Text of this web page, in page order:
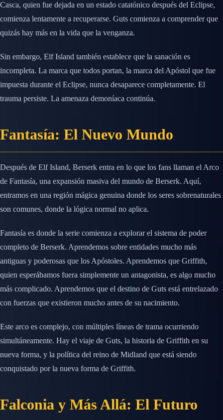
Casca, quien fue dejada en un estado catatónico después del Eclipse,
comienza lentamente a recuperarse. Guts comienza a comprender que
quizás hay más en la vida que la venganza.
Sin embargo, Elf Island también establece que la sanación es
incompleta. La marca que todos portan, la marca del Apóstol que fue
impuesta durante el Eclipse, nunca desaparece completamente. El
trauma persiste. La amenaza demoníaca continúa.
Fantasía: El Nuevo Mundo
Después de Elf Island, Berserk entra en lo que los fans llaman el Arco
de Fantasía, una expansión masiva del mundo de Berserk. Aquí,
entramos en una región mágica genuina donde los seres sobrenaturales
son comunes, donde la lógica normal no aplica.
Fantasía es donde la serie comienza a explorar el sistema de poder
completo de Berserk. Aprendemos sobre entidades mucho más
antiguas y poderosas que los Apóstoles. Aprendemos que Griffith,
quien esperábamos fuera simplemente un antagonista, es algo mucho
más complicado. Aprendemos que el destino de Guts está entrelazado
con fuerzas que existieron mucho antes de su nacimiento.
Este arco es complejo, con múltiples líneas de trama ocurriendo
simultáneamente. Hay el viaje de Guts, la historia de Griffith en su
nueva forma, y la política del reino de Midland que está siendo
conquistado por la nueva forma de Griffith.
Falconia y Más Allá: El Futuro